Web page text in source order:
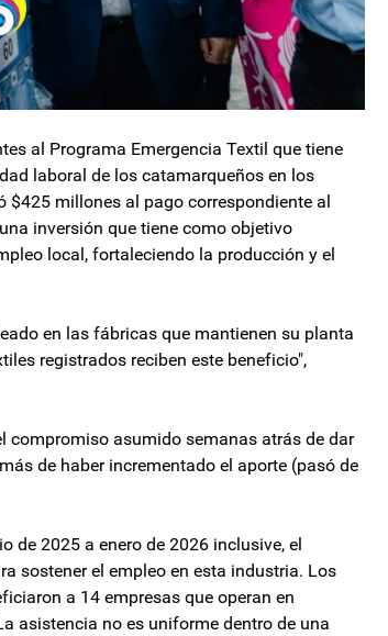
al Programa Emergencia Textil que tiene
laboral de los catamarqueños en los
millones al pago correspondiente al
inversión que tiene como objetivo
local, fortaleciendo la producción y el
en las fábricas que mantienen su planta
registrados reciben este beneficio",
compromiso asumido semanas atrás de dar
de haber incrementado el aporte (pasó de
de 2025 a enero de 2026 inclusive, el
sostener el empleo en esta industria. Los
a 14 empresas que operan en
asistencia no es uniforme dentro de una